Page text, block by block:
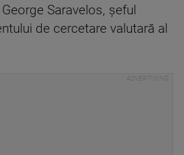
Saravelos, şeful
de cercetare valutară al